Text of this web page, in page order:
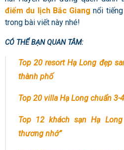
điểm du lịch Bắc Giang nổi
trong bài viết này nhé!
CÓ THỂ BẠN QUAN TÂM:
Top 20 resort Hạ Long đẹp
thành phố
Top 20 villa Hạ Long chuẩn 3-
Top 12 khách sạn Hạ
thương nhớ”